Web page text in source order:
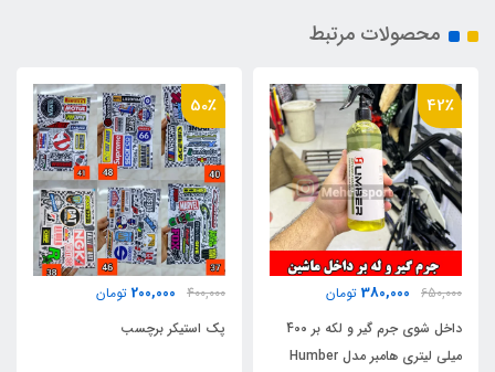
محصولات مرتبط
42٪
650,000
380,000 تومان
داخل شوی جرم گیر و لکه بر 400
میلی لیتری هامبر مدل Humber
50٪
400,000
200,000 تومان
پک استیکر برچسب